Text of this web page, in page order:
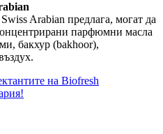
Arabian предлага, могат да
парфюмни масла
бакхур (bakhoor),
на Biofresh